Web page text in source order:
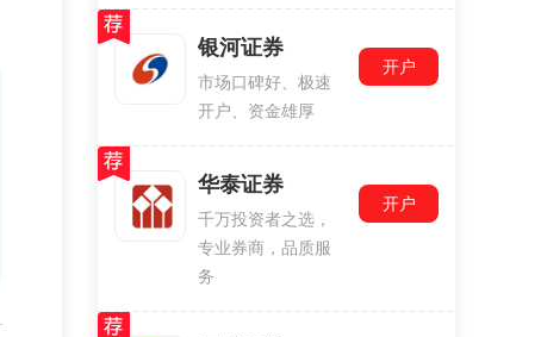
银河证券
市场口碑好、极速
开户、资金雄厚
开户
华泰证券
千万投资者之选，
专业券商，品质服
务
开户